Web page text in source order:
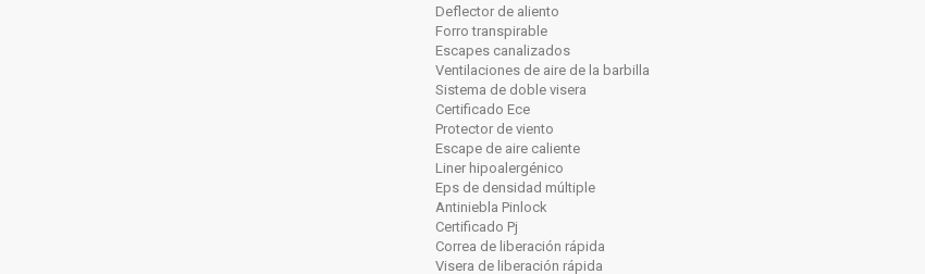
Deflector de aliento
Forro transpirable
Escapes canalizados
Ventilaciones de aire de la barbilla
Sistema de doble visera
Certificado Ece
Protector de viento
Escape de aire caliente
Liner hipoalergénico
Eps de densidad múltiple
Antiniebla Pinlock
Certificado Pj
Correa de liberación rápida
Visera de liberación rápida